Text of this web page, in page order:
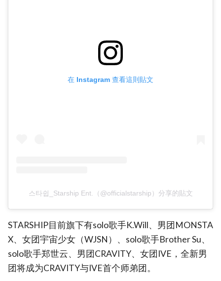
在 Instagram 查看這則貼文
스타쉽_Starship Ent.（@officialstarship）分享的貼文
STARSHIP目前旗下有solo歌手K.Will、男团MONSTA
X、女团宇宙少女（WJSN）、solo歌手Brother Su、
solo歌手郑世云、男团CRAVITY、女团IVE，全新男
团将成为CRAVITY与IVE首个师弟团。